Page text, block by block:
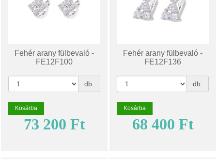
Fehér arany fülbevaló -
FE12F100
db.
Kosárba
73 200 Ft
Fehér arany fülbevaló -
FE12F136
db.
Kosárba
68 400 Ft